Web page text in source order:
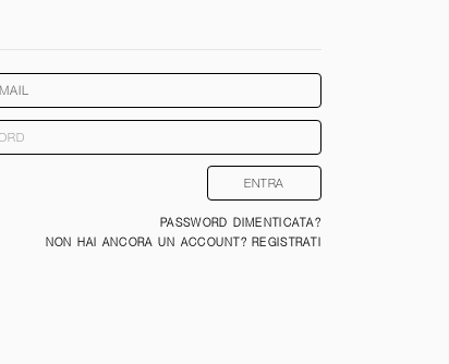
PASSWORD DIMENTICATA?
NON HAI ANCORA UN ACCOUNT? REGISTRATI